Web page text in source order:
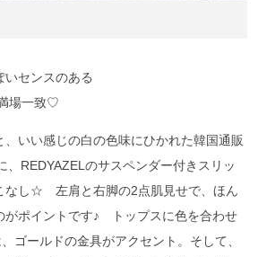
いセンスのある
場一致♡
、いい感じの白の色味にひかれた韓国通販
、REDYAZELのサスペンダー付きスリッ
なし☆ 左肩と右脚の2点肌見せで、ほん
がポイントです♪ トップスに色を合わせ
ゴールドの金具がアクセント。そして、